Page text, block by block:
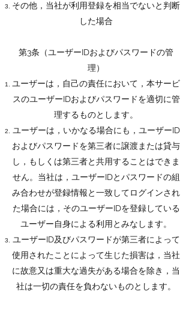
その他，当社が利用登録を相当でないと判断
した場合
第3条（ユーザーIDおよびパスワードの管
理）
ユーザーは，自己の責任において，本サービ
スのユーザーIDおよびパスワードを適切に管
理するものとします。
ユーザーは，いかなる場合にも，ユーザーID
およびパスワードを第三者に譲渡または貸与
し，もしくは第三者と共用することはできま
せん。当社は，ユーザーIDとパスワードの組
み合わせが登録情報と一致してログインされ
た場合には，そのユーザーIDを登録している
ユーザー自身による利用とみなします。
ユーザーID及びパスワードが第三者によって
使用されたことによって生じた損害は，当社
に故意又は重大な過失がある場合を除き，当
社は一切の責任を負わないものとします。